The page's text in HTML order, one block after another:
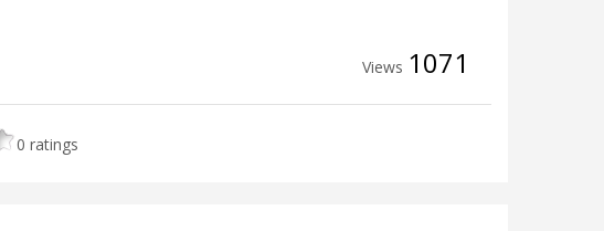
Views 1071
0 ratings